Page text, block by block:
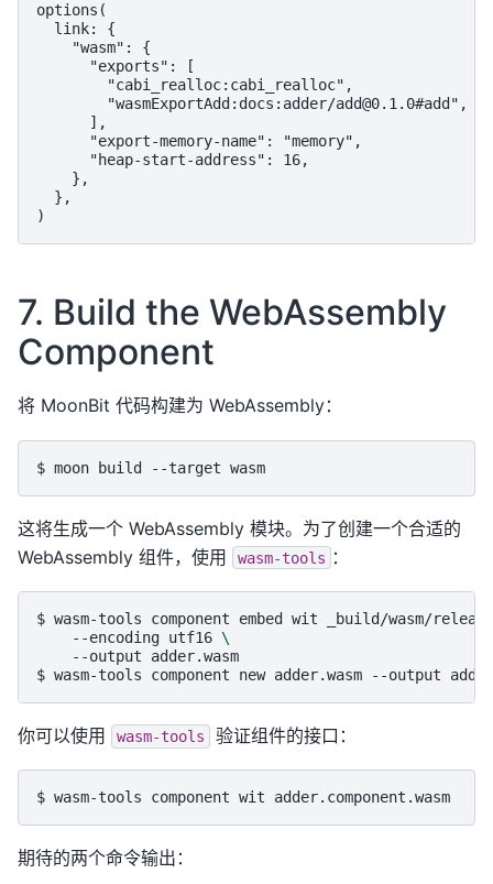
options(
  link: {
    "wasm": {
      "exports": [
        "cabi_realloc:cabi_realloc",
        "wasmExportAdd:docs:adder/add@0.1.0#add",
      ],
      "export-memory-name": "memory",
      "heap-start-address": 16,
    },
  },
7. Build the WebAssembly
Component
将 MoonBit 代码构建为 WebAssembly：
$ moon build --target
这将生成一个 WebAssembly 模块。为了创建一个合适的
WebAssembly 组件，使用
wasm-tools ：
$ wasm-tools component embed wit
_build/wasm/
--encoding utf16 \
--output
$ wasm-tools component new adder.wasm --output
你可以使用 wasm-tools 验证组件的接口：
$ wasm-tools component wit
期待的两个命令输出：